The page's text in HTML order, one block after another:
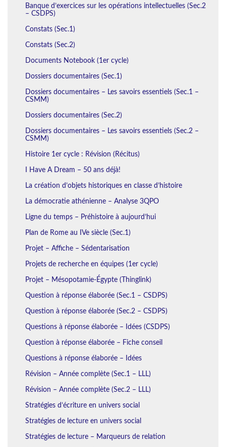
Banque d’exercices sur les opérations intellectuelles (Sec.2
– CSDPS)
Constats (Sec.1)
Constats (Sec.2)
Documents Notebook (1er cycle)
Dossiers documentaires (Sec.1)
Dossiers documentaires – Les savoirs essentiels (Sec.1 –
CSMM)
Dossiers documentaires (Sec.2)
Dossiers documentaires – Les savoirs essentiels (Sec.2 –
CSMM)
Histoire 1er cycle : Révision (Récitus)
I Have A Dream – 50 ans déjà!
La création d’objets historiques en classe d’histoire
La démocratie athénienne – Analyse 3QPO
Ligne du temps – Préhistoire à aujourd’hui
Plan de Rome au IVe siècle (Sec.1)
Projet – Affiche – Sédentarisation
Projets de recherche en équipes (1er cycle)
Projet – Mésopotamie-Égypte (Thinglink)
Question à réponse élaborée (Sec.1 – CSDPS)
Question à réponse élaborée (Sec.2 – CSDPS)
Questions à réponse élaborée – Idées (CSDPS)
Question à réponse élaborée – Fiche conseil
Questions à réponse élaborée – Idées
Révision – Année complète (Sec.1 – LLL)
Révision – Année complète (Sec.2 – LLL)
Stratégies d’écriture en univers social
Stratégies de lecture en univers social
Stratégies de lecture – Marqueurs de relation